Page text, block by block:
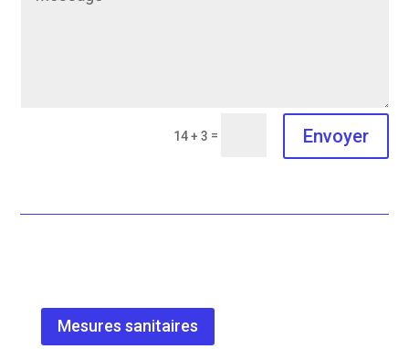
14 + 3 = Envoyer
Mesures sanitaires